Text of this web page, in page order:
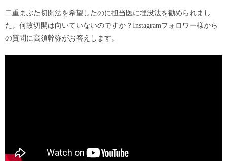
二重まぶた切開法を希望したのに担当医に埋没法を勧められまし
た。何故切開は向いていないのですか？Instagramフォロワー様から
の質問に高須幹弥がお答えします。